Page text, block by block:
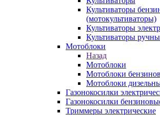
Культиваторы
(мотокультиваторы)
Культиваторы
Культиваторы
Мотоблоки
Назад
Мотоблоки
Мотоблоки
Мотоблоки
Газонокосилки
Газонокосилки
Триммеры электрические